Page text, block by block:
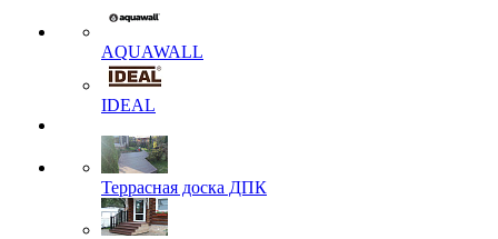
AQUAWALL
IDEAL
Террасная доска ДПК